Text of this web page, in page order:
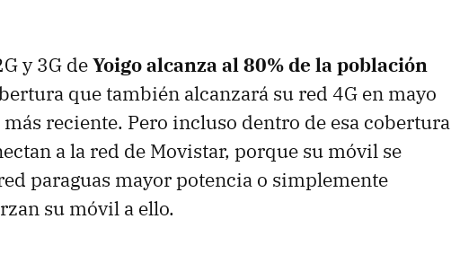
y 3G deYoigo alcanza al 80% de la población
que también alcanzará su red 4G en mayo
reciente. Pero incluso dentro de esa cobertura
a la red de Movistar, porque su móvil se
paraguas mayor potencia o simplemente
su móvil a ello.